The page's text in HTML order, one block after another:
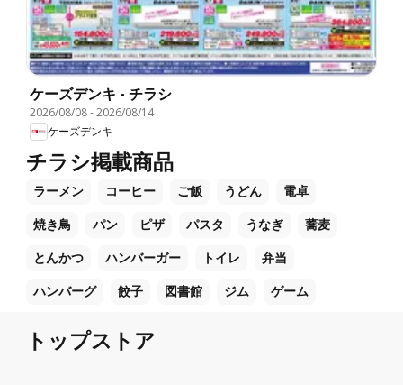
ケーズデンキ - チラシ
2026/08/08-2026/08/14
ケーズデンキ
チラシ掲載商品
ラーメン コーヒー ご飯 うどん 電卓
焼き鳥 パン ピザ パスタ うなぎ 蕎麦
とんかつ ハンバーガー トイレ 弁当
ハンバーグ 餃子 図書館 ジム ゲーム
トップストア